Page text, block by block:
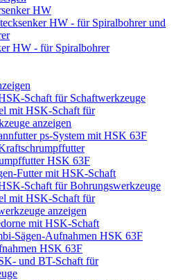
HW
HW - für Spiralbohrer und
HW - für Spiralbohrer
Schaft für Schaftwerkzeuge
mit HSK-Schaft für
anzeigen
ps-System mit HSK 63F
HSK 63F
Futter mit HSK-Schaft
Schaft für Bohrungswerkzeuge
mit HSK-Schaft für
anzeigen
mit HSK-Schaft
Sägen-Aufnahmen HSK 63F
HSK 63F
und BT-Schaft für